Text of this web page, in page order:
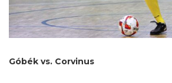
Góbék vs. Corvinus